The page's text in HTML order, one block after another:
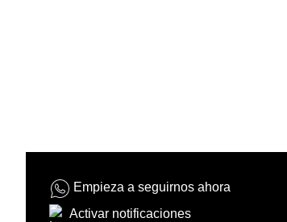
Empieza a seguirnos ahora
Activar notificaciones